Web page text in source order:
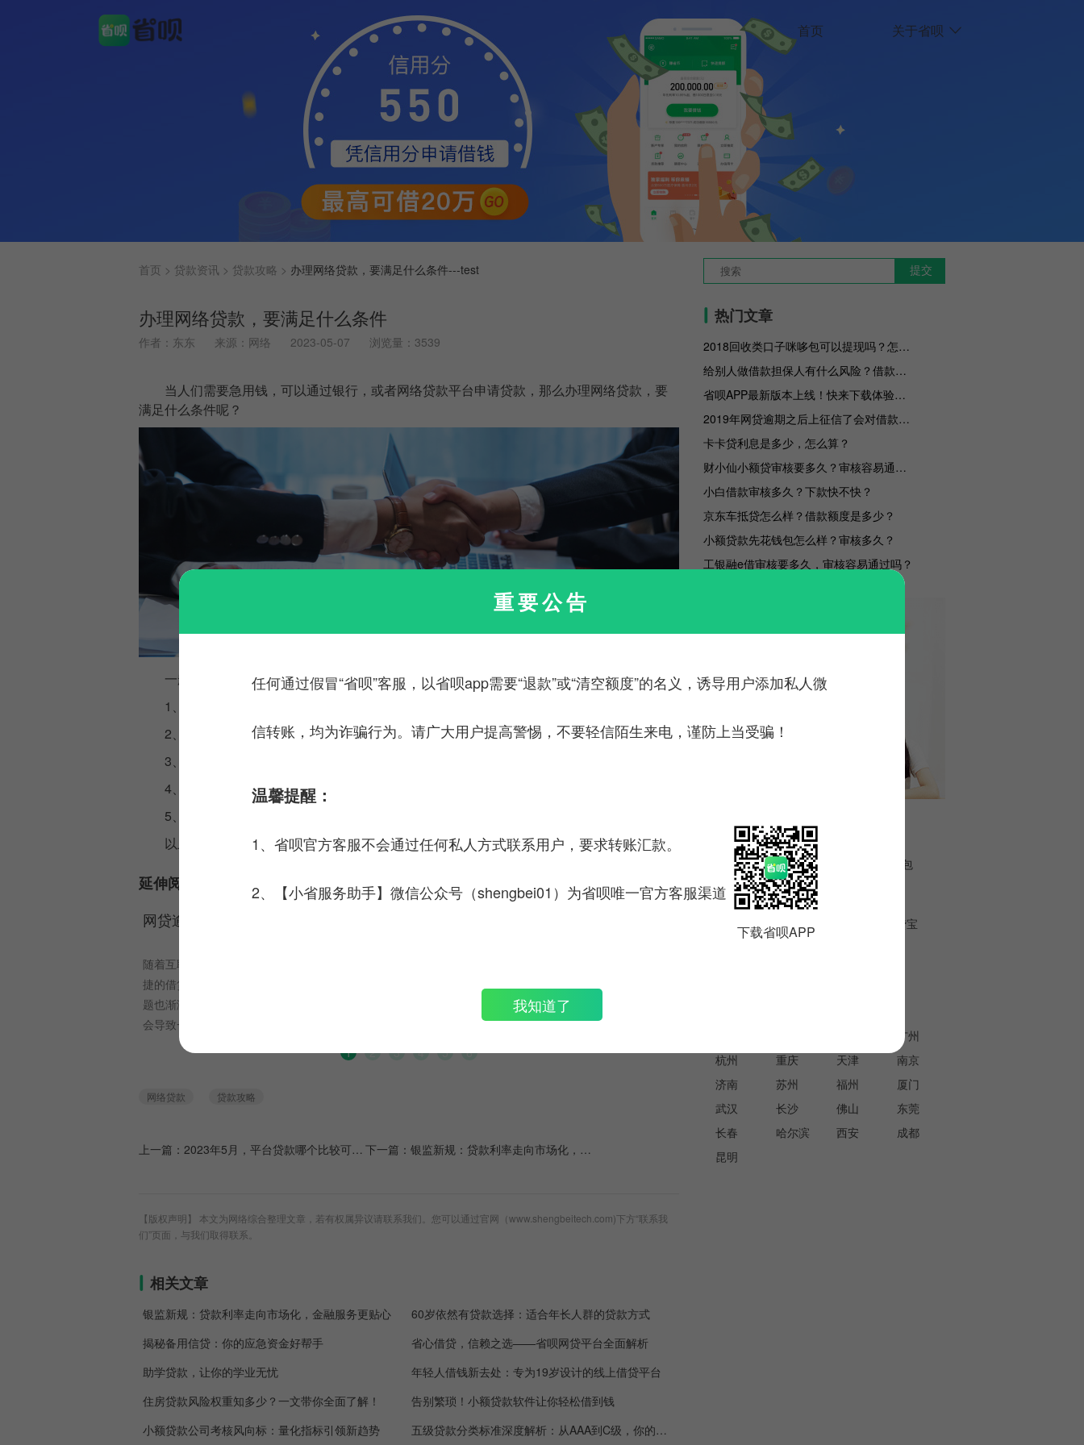
首页 关于省呗
首页 > 贷款资讯 > 贷款攻略 > 办理网络贷款，要满足什么条件---test
办理网络贷款，要满足什么条件
作者：东东 来源：网络 2023-05-07 浏览量：3539
当人们需要急用钱，可以通过银行，或者网络贷款平台申请贷款，那么办理网络贷款，要
满足什么条件呢？
一般来说，条件如下：
1、
2、有稳定的住址和工作或经营地点；
3、无不良信用记录，无违法行为；
4、申请人为中国大陆居民，有完全民事行为能力，年龄在18到60周岁之间；
5、
以上，网络贷款要求的一般条件
延伸阅读:
网贷逾期半个月后会引发哪些问题
随着互联网金融的兴起，网贷已成为了一个方便快
捷的借贷方式。然而，由于一些特殊原因，逾期问
题也渐渐成为了一种常见的现象。逾期半个月可能
会导致一系列问题，让我们来看看会有哪些影响
群体。无息贷款是为了帮助企业和个人解决资金问
题，提供的一种特殊的贷款方式。那么，石家庄无
1 2 3 4 5 6
网络贷款 贷款攻略
上一篇： 2023年5月，平台贷款哪个比较可靠？ 下一篇：银监新规：贷款利率走向市场化，金融服务更贴心
【版权声明】 本文为网络综合整理文章，若有权属异议请联系我们。您可以通过官网（www.shengbeitech.com)下方“联系我
们”页面，与我们取得联系。
相关文章
银监新规：贷款利率走向市场化，金融服务更贴心
60岁依然有贷款选择：适合年长人群的贷款方式
揭秘备用信贷：你的应急资金好帮手
省心借贷，信赖之选——省呗网贷平台全面解析
助学贷款，让你的学业无忧
年轻人借钱新去处：专为19岁设计的线上借贷平台
住房贷款风险权重知多少？一文带你全面了解！
告别繁琐！小额贷款软件让你轻松借到钱
小额贷款公司考核风向标：量化指标引领新趋势
五级贷款分类标准深度解析：从AAA到C级，你的信用值多少钱？
热门文章
2018回收类口子咪哆包可以提现吗？怎么提现？
给别人做借款担保人有什么风险？借款人不还款担保人会不会坐牢？
省呗APP最新版本上线！快来下载体验吧！
2019年网贷逾期之后上征信了会对借款人产生哪些影响？
卡卡贷利息是多少，怎么算？
财小仙小额贷审核要多久？审核容易通过吗？
小白借款审核多久？下款快不快？
京东车抵贷怎么样？借款额度是多少？
小额贷款先花钱包怎么样？审核多久？
工银融e借审核要多久，审核容易通过吗？
相关标签
京东白条 我来贷 QQ钱包
海豚钱包
小花钱包
来分期 51信用卡
卡卡贷
好贷网 分期乐
借贷宝
广州
杭州
重庆 天津
南京
济南
苏州 福州
厦门
武汉
长沙 佛山
东莞
长春
哈尔滨 西安
成都
昆明
重要公告
任何通过假冒“省呗”客服，以省呗app需要“退款”或“清空额度”的名义，诱导用户添加私人微
信转账，均为诈骗行为。请广大用户提高警惕，不要轻信陌生来电，谨防上当受骗！
温馨提醒：
1、省呗官方客服不会通过任何私人方式联系用户，要求转账汇款。
2、【小省服务助手】微信公众号（shengbei01）为省呗唯一官方客服渠道。
下载省呗APP
我知道了